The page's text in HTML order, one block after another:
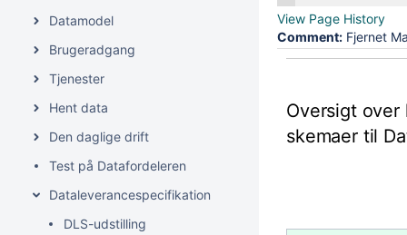
Datamodel
Brugeradgang
Tjenester
Hent data
Den daglige drift
Test på Datafordeleren
Dataleverancespecifikation
DLS-udstilling
View Page History
Comment: Fjernet
Oversigt
skemaer til